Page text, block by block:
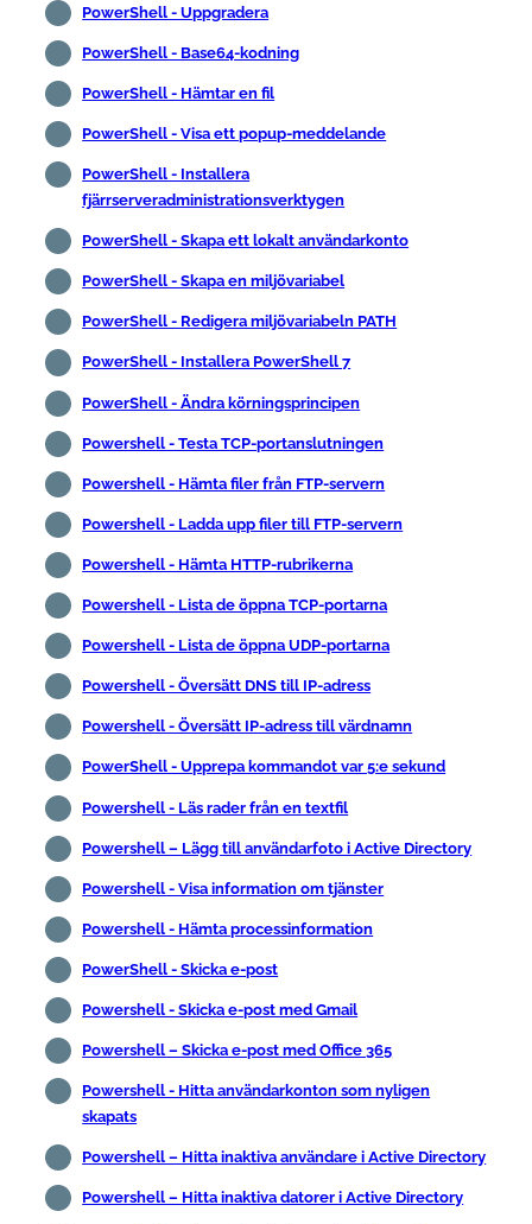
PowerShell - Uppgradera
PowerShell - Base64-kodning
PowerShell - Hämtar en fil
PowerShell - Visa ett popup-meddelande
PowerShell - Installera
fjärrserveradministrationsverktygen
PowerShell - Skapa ett lokalt användarkonto
PowerShell - Skapa en miljövariabel
PowerShell - Redigera miljövariabeln PATH
PowerShell - Installera PowerShell 7
PowerShell - Ändra körningsprincipen
Powershell - Testa TCP-portanslutningen
Powershell - Hämta filer från FTP-servern
Powershell - Ladda upp filer till FTP-servern
Powershell - Hämta HTTP-rubrikerna
Powershell - Lista de öppna TCP-portarna
Powershell - Lista de öppna UDP-portarna
Powershell - Översätt DNS till IP-adress
Powershell - Översätt IP-adress till värdnamn
PowerShell - Upprepa kommandot var 5:e sekund
Powershell - Läs rader från en textfil
Powershell – Lägg till användarfoto i Active Directory
Powershell - Visa information om tjänster
Powershell - Hämta processinformation
PowerShell - Skicka e-post
Powershell - Skicka e-post med Gmail
Powershell – Skicka e-post med Office 365
Powershell - Hitta användarkonton som nyligen
skapats
Powershell – Hitta inaktiva användare i Active Directory
Powershell – Hitta inaktiva datorer i Active Directory